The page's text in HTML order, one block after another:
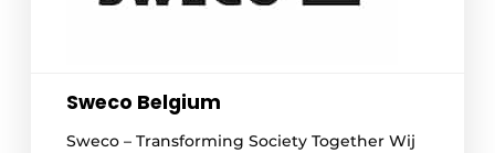
Sweco Belgium
Sweco – Transforming Society Together Wij